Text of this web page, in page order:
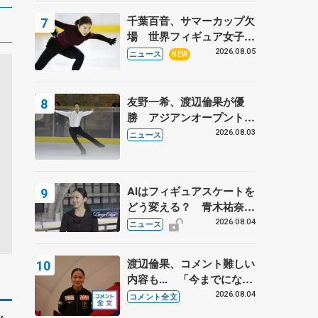
トロフィーフリー後】
千葉百音、サマーカップ欠
場 世界フィギュア女子2
位
ニュース NEW 2026.08.05
友野一希、渡辺倫果が優
勝 アジアンオープントロ
フィー
ニュース 2026.08.03
AIはフィギュアスケートを
どう変える？ 青木祐奈と
考える採点、トレーニング
ニュース 2026.08.04
渡辺倫果、コメント難しい
内容も... 「今までにない
くらい早めに仕上げられて
コメント全文 2026.08.04